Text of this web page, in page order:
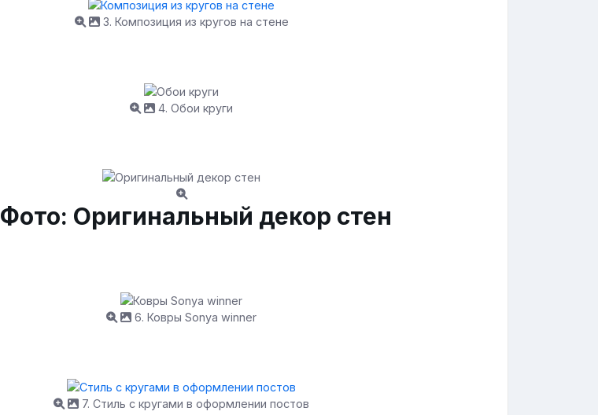
3. Композиция из кругов на стене
4. Обои круги
Фото: Оригинальный декор стен
6. Ковры Sonya winner
7. Стиль с кругами в оформлении постов